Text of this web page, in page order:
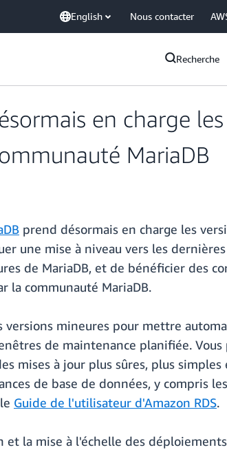
English Nous contacter
Recherche
en charge
MariaDB
prend désormais en charge les
une mise à niveau vers les
de MariaDB, et de bénéficier des
la communauté MariaDB.
mineures pour mettre
de maintenance planifiée.
mises à jour plus sûres, plus
de base de données, y compris
Guide de l'utilisateur d'Amazon RDS.
la mise à l'échelle des